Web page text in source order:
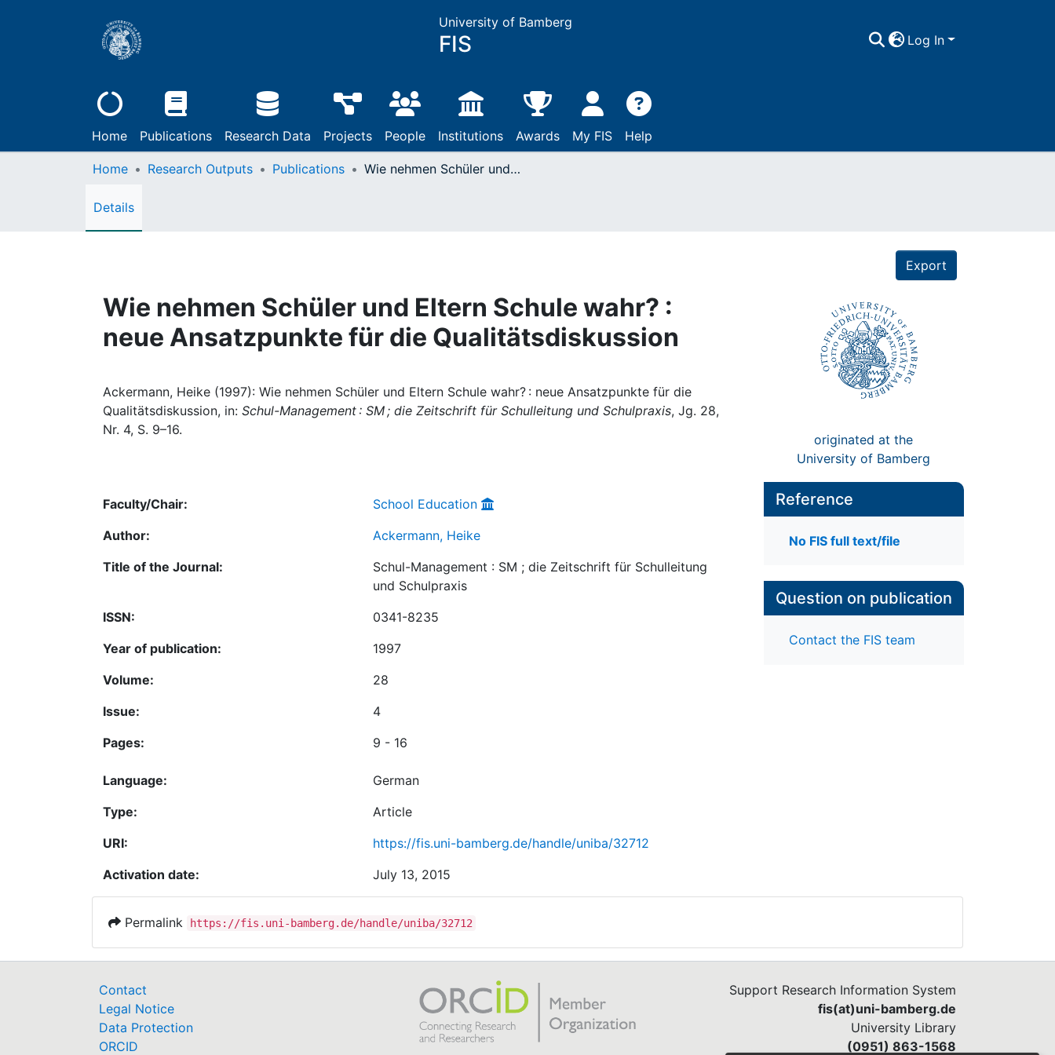
University of Bamberg
FIS Log In
Home Publications Research Data Projects People Institutions Awards My FIS Help
Home Research Outputs Publications Wie nehmen Schüler und Eltern Schule wahr? : neue Ansatzpunkte für die Qualitätsdiskussion
Details
Export
Wie nehmen Schüler und Eltern Schule wahr? :
neue Ansatzpunkte für die Qualitätsdiskussion
Ackermann, Heike (1997): Wie nehmen Schüler und Eltern Schule wahr? : neue Ansatzpunkte für die
Qualitätsdiskussion, in: Schul-Management : SM ; die Zeitschrift für Schulleitung und Schulpraxis, Jg. 28,
Nr. 4, S. 9–16.
originated at the
University of Bamberg
Faculty/Chair:
School Education
Author:
Ackermann, Heike
Title of the Journal:
Schul-Management : SM ; die Zeitschrift für Schulleitung
und Schulpraxis
ISSN:
0341-8235
Year of publication:
1997
Volume:
28
Issue:
4
Pages:
9 - 16
Language:
German
Type:
Article
URI:
https://fis.uni-bamberg.de/handle/uniba/32712
Activation date:
July 13, 2015
Reference
No FIS full text/file
Question on publication
Contact the FIS team
Permalink https://fis.uni-bamberg.de/handle/uniba/32712
Contact
Legal Notice
Data Protection
ORCID
Support Research Information System
fis(at)uni-bamberg.de
University Library
(0951) 863-1568